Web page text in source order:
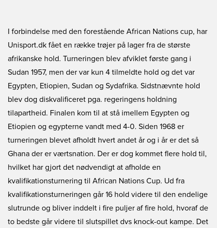
I forbindelse med den forestående African Nations cup, har
Unisport.dk fået en række trøjer på lager fra de største
afrikanske hold. Turneringen blev afviklet første gang i
Sudan 1957, men der var kun 4 tilmeldte hold og det var
Egypten, Etiopien, Sudan og Sydafrika. Sidstnævnte hold
blev dog diskvalificeret pga. regeringens holdning
tilapartheid. Finalen kom til at stå imellem Egypten og
Etiopien og egypterne vandt med 4-0. Siden 1968 er
turneringen blevet afholdt hvert andet år og i år er det så
Ghana der er værtsnation. Der er dog kommet flere hold til,
hvilket har gjort det nødvendigt at afholde en
kvalifikationsturnering til African Nations Cup. Ud fra
kvalifikationsturneringen går 16 hold videre til den endelige
slutrunde og bliver inddelt i fire puljer af fire hold, hvoraf de
to bedste går videre til slutspillet dvs knock-out kampe. Det